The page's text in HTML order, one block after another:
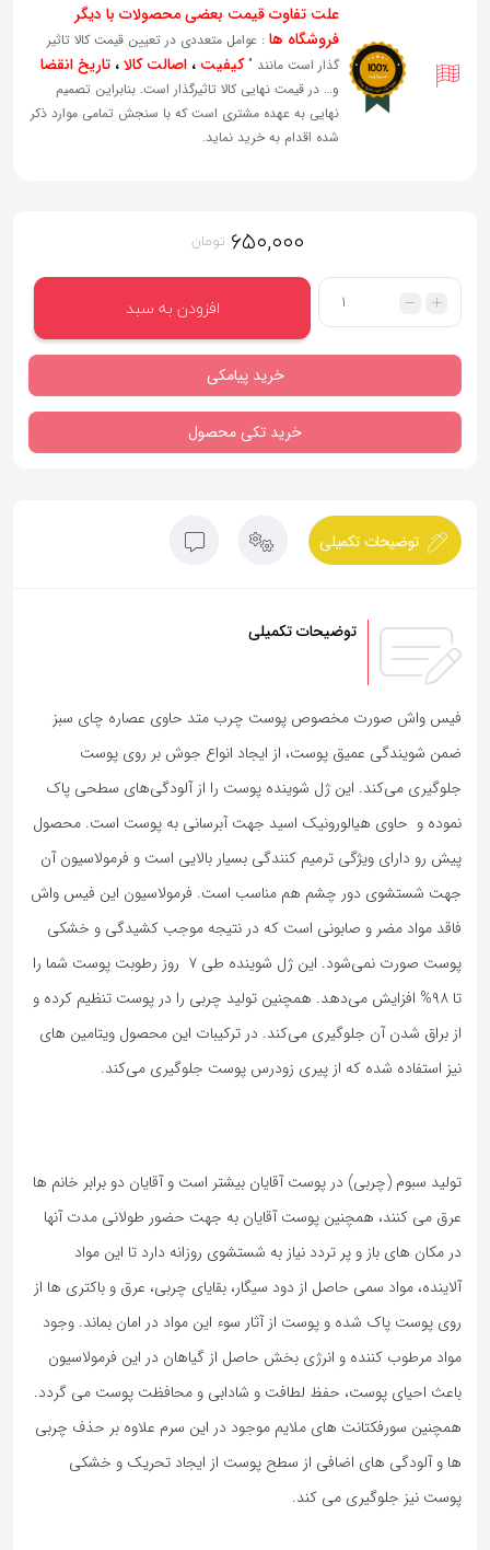
علت تفاوت قیمت بعضی محصولات با دیگر
فروشگاه ها : عوامل متعددی در تعیین قیمت کالا تاثیر
گذار است مانند "کیفیت ، اصالت کالا، تاریخ انقضا
و… در قیمت نهایی کالا تاثیرگذار است. بنابراین تصمیم
نهایی به عهده مشتری است که با سنجش تمامی موارد ذکر
شده اقدام به خرید نماید.
۶۵۰,۰۰۰ تومان
تعداد
افزودن به سبد
خرید پیامکی
خرید تکی محصول
توضیحات تکمیلی
توضیحات تکمیلی
فیس واش صورت مخصوص پوست چرب متد حاوی عصاره چای سبز
ضمن شویندگی عمیق پوست، از ایجاد انواع جوش بر روی پوست
جلوگیری می‌کند. این ژل شوینده پوست را از آلودگی‌های سطحی پاک
نموده و حاوی هیالورونیک اسید جهت آبرسانی به پوست است. محصول
پیش رو دارای ویژگی ترمیم کنندگی بسیار بالایی است و فرمولاسیون آن
جهت شستشوی دور چشم هم مناسب است. فرمولاسیون این فیس واش
فاقد مواد مضر و صابونی است که در نتیجه موجب کشیدگی و خشکی
پوست صورت نمی‌شود. این ژل شوینده طی ۷ روز رطوبت پوست شما را
تا ۹۸% افزایش می‌دهد. همچنین تولید چربی را در پوست تنظیم کرده و
از براق شدن آن جلوگیری می‌کند. در ترکیبات این محصول ویتامین های
نیز استفاده شده که از پیری زودرس پوست جلوگیری می‌کند.
تولید سبوم (چربی) در پوست آقایان بیشتر است و آقایان دو برابر خانم ها
عرق می کنند، همچنین پوست آقایان به جهت حضور طولانی مدت آنها
در مکان های باز و پر تردد نیاز به شستشوی روزانه دارد تا این مواد
آلاینده، مواد سمی حاصل از دود سیگار، بقایای چربی، عرق و باکتری ها از
روی پوست پاک شده و پوست از آثار سوء این مواد در امان بماند. وجود
مواد مرطوب کننده و انرژی بخش حاصل از گیاهان در این فرمولاسیون
باعث احیای پوست، حفظ لطافت و شادابی و محافظت پوست می گردد.
همچنین سورفکتانت های ملایم موجود در این سرم علاوه بر حذف چربی
ها و آلودگی های اضافی از سطح پوست از ایجاد تحریک و خشکی
پوست نیز جلوگیری می کند.